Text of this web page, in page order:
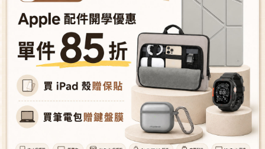
Apple Watch
series(44/45/46/49mm)Matrix
NT$432
Apple Watch
series(44/45/46/49mm)Amos
防潑水錶帶-粉
NT$432